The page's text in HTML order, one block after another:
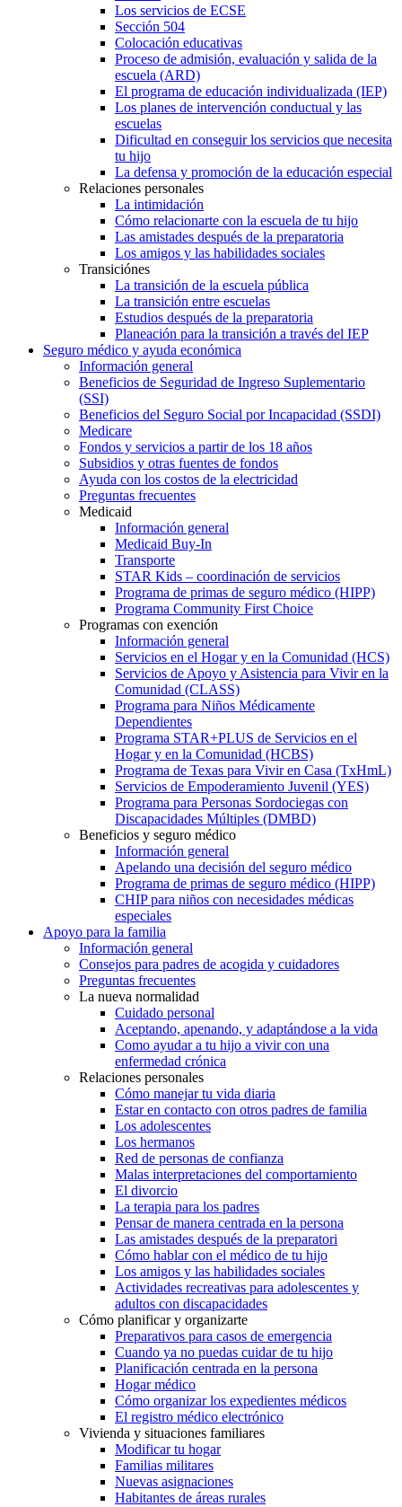
Los servicios de ECSE
Sección 504
Colocación educativas
Proceso de admisión, evaluación y salida de la
escuela (ARD)
El programa de educación individualizada (IEP)
Los planes de intervención conductual y las
escuelas
Dificultad en conseguir los servicios que necesita
tu hijo
La defensa y promoción de la educación especial
Relaciones personales
La intimidación
Cómo relacionarte con la escuela de tu hijo
Las amistades después de la preparatoria
Los amigos y las habilidades sociales
Transiciónes
La transición de la escuela pública
La transición entre escuelas
Estudios después de la preparatoria
Planeación para la transición a través del IEP
Seguro médico y ayuda económica
Información general
Beneficios de Seguridad de Ingreso Suplementario
(SSI)
Beneficios del Seguro Social por Incapacidad (SSDI)
Medicare
Fondos y servicios a partir de los 18 años
Subsidios y otras fuentes de fondos
Ayuda con los costos de la electricidad
Preguntas frecuentes
Medicaid
Información general
Medicaid Buy-In
Transporte
STAR Kids – coordinación de servicios
Programa de primas de seguro médico (HIPP)
Programa Community First Choice
Programas con exención
Información general
Servicios en el Hogar y en la Comunidad (HCS)
Servicios de Apoyo y Asistencia para Vivir en la
Comunidad (CLASS)
Programa para Niños Médicamente
Dependientes
Programa STAR+PLUS de Servicios en el
Hogar y en la Comunidad (HCBS)
Programa de Texas para Vivir en Casa (TxHmL)
Servicios de Empoderamiento Juvenil (YES)
Programa para Personas Sordociegas con
Discapacidades Múltiples (DMBD)
Beneficios y seguro médico
Información general
Apelando una decisión del seguro médico
Programa de primas de seguro médico (HIPP)
CHIP para niños con necesidades médicas
especiales
Apoyo para la familia
Información general
Consejos para padres de acogida y cuidadores
Preguntas frecuentes
La nueva normalidad
Cuidado personal
Aceptando, apenando, y adaptándose a la vida
Como ayudar a tu hijo a vivir con una
enfermedad crónica
Relaciones personales
Cómo manejar tu vida diaria
Estar en contacto con otros padres de familia
Los adolescentes
Los hermanos
Red de personas de confianza
Malas interpretaciones del comportamiento
El divorcio
La terapia para los padres
Pensar de manera centrada en la persona
Las amistades después de la preparatori
Cómo hablar con el médico de tu hijo
Los amigos y las habilidades sociales
Actividades recreativas para adolescentes y
adultos con discapacidades
Cómo planificar y organizarte
Preparativos para casos de emergencia
Cuando ya no puedas cuidar de tu hijo
Planificación centrada en la persona
Hogar médico
Cómo organizar los expedientes médicos
El registro médico electrónico
Vivienda y situaciones familiares
Modificar tu hogar
Familias militares
Nuevas asignaciones
Habitantes de áreas rurales